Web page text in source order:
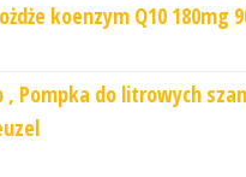
koenzym Q10 180mg
, Pompka do litrowych